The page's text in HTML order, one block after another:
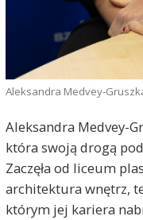
Aleksandra Medvey-
Aleksandra Medvey-
która swoją drogą
Zaczęła od liceum
architektura wnętrz,
którym jej kariera